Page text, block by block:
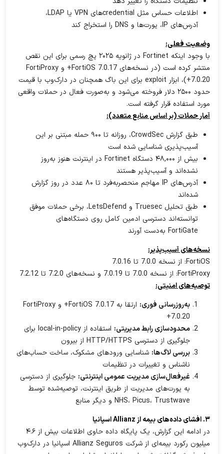
اطلاعات حساس مثل credentialهای VPN یا LDAP،
آدرس‌های IP، پورت‌ها و DNS را استخراج کند
وضعیت فعلی:
با وجود اینکه Fortinet در ژانویه ۲۰۲۵ پچ رسمی برای این نقص
منتشر کرده است (در نسخه‌های FortiOS 7.0.17+ و FortiProxy
7.0.20+)، ابزار exploit برای این باگ همچنان در دارک‌وب با قیمت
حدود ۲۵۰۰ دلار فروخته می‌شود و به‌صورت فعال در حملات واقعی
مورد استفاده قرار گرفته است.
آمار حملات (بر اساس منابع متعدد):
طبق گزارش CrowdSec، روزانه تا ۹۰۰ حمله مبتنی بر این
آسیب‌پذیری شناسایی شده است
بیش از ۴۸,۰۰۰ دستگاه Fortinet در اینترنت هنوز به‌روز
نشده‌اند و آسیب‌پذیر هستند
آدرس‌های IP مهاجم منحصربه‌فرد تا ۸۰ عدد در روز گزارش
شده‌اند
طبق تحلیل Truesec و LetsDefend، برخی حملات موفق
توانسته‌اند دسترسی ادمین کامل روی دستگاه‌های
FortiGate به‌دست آورند
نسخه‌های آسیب‌پذیر:
FortiOS: از نسخه 7.0.0 تا 7.0.16
FortiProxy: از نسخه 7.0.0 تا 7.0.19 و نسخه‌های 7.2.0 تا 7.2.12
توصیه‌های امنیتی:
به‌روزرسانی فوری:
ارتقا به FortiOS 7.0.17+ و FortiProxy
7.0.20+
محدودسازی رابط مدیریتی:
استفاده از local-in-policy برای
جلوگیری از دسترسی HTTP/HTTPS از بیرون
بررسی لاگ‌ها: شناسایی ورودهای مشکوک، ساخت حساب‌های
ناشناس و تغییرات در تنظیمات
غیرفعال‌سازی مدیریت عمومی اینترنتی: جلوگیری از دسترسی
به پورت‌های مدیریت از طریق اینترنت، توصیه‌شده توسط
NHS، Picus، Trustwave و دیگر منابع
۳. افشای داده‌های بیمه از Allianz اسپانیا
در ادامه این گزارش، یک پایگاه داده حاوی اطلاعات بیش از ۴.۶
میلیون رکورد بیمه‌ای از شرکت Allianz Seguros اسپانیا در دارک‌وب